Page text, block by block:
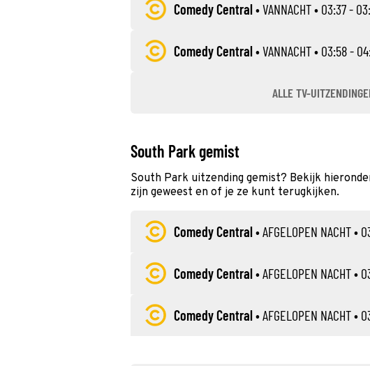
Comedy Central•VANNACHT• 03:37 -
Comedy Central•VANNACHT• 03:58 -
ALLE TV-
South Park gemist
South Park uitzending gemist? Bekijk
zijn geweest en of je ze kunt terugkijken.
Comedy Central•AFGELOPEN NACHT•
Comedy Central•AFGELOPEN NACHT•
Comedy Central•AFGELOPEN NACHT•